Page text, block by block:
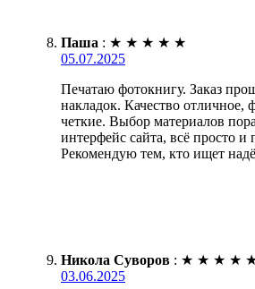
Паша : ★ ★ ★ ★ ★
05.07.2025
Печатаю фотокнигу. Заказ
накладок. Качество отличное,
четкие. Выбор материалов
интерфейс сайта, всё просто и
Рекомендую тем, кто ищет
Никола Суворов : ★ ★ ★ ★
03.06.2025